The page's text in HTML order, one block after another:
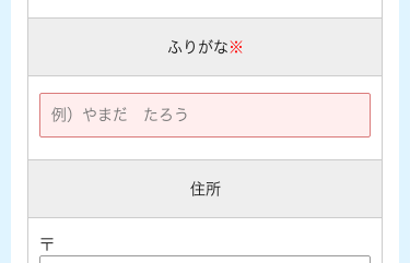
ふりがな ※
住所
〒